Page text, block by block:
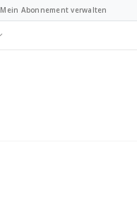
Mein Abonnement verwalten